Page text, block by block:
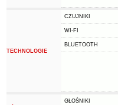
TECHNOLOGIE
CZUJNIKI
WI-FI
BLUETOOTH
GŁOŚNIKI